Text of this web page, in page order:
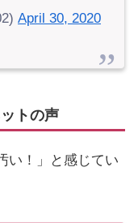
April 30, 2020
トの声
い！」と感じてい